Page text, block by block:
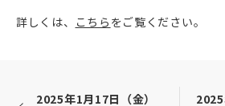
詳しくは、 こちら をご覧ください。
2025年1月17日（金）
2025